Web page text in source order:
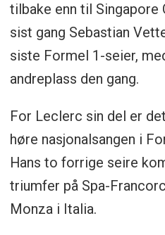
tilbake enn til Singapore
sist gang Sebastian
siste Formel 1-seier,
andreplass den gang.
For Leclerc sin del er
høre nasjonalsangen i
Hans to forrige seire
triumfer på Spa-
Monza i Italia.